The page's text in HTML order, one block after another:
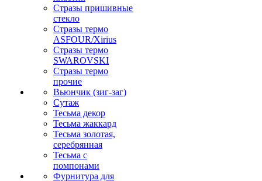
Стразы пришивные
стекло
Стразы термо
ASFOUR/Xirius
Стразы термо
SWAROVSKI
Стразы термо
прочие
Вьюнчик (зиг-заг)
Сутаж
Тесьма декор
Тесьма жаккард
Тесьма золотая,
серебрянная
Тесьма с
помпонами
Фурнитура для